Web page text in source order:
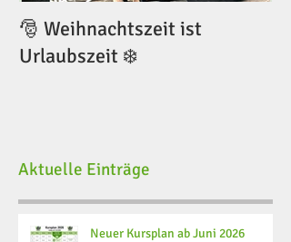
🎅 Weihnachtszeit ist
Urlaubszeit ❄️
Aktuelle Einträge
Neuer Kursplan ab Juni 2026